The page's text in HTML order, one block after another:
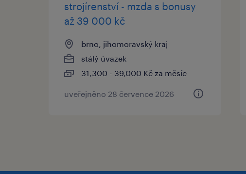
strojírenství - mzda s bonusy
až 39 000 kč
brno, jihomoravský kraj
stálý úvazek
31,300 - 39,000 Kč za měsíc
uveřejněno 28 července 2026